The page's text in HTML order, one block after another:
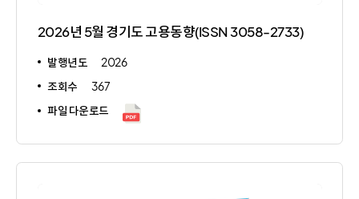
2026년 5월 경기도 고용동향(ISSN 3058-2733)
발행년도
2026
조회수
367
파일 다운로드